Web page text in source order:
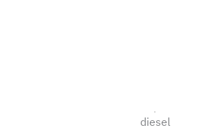
diesel